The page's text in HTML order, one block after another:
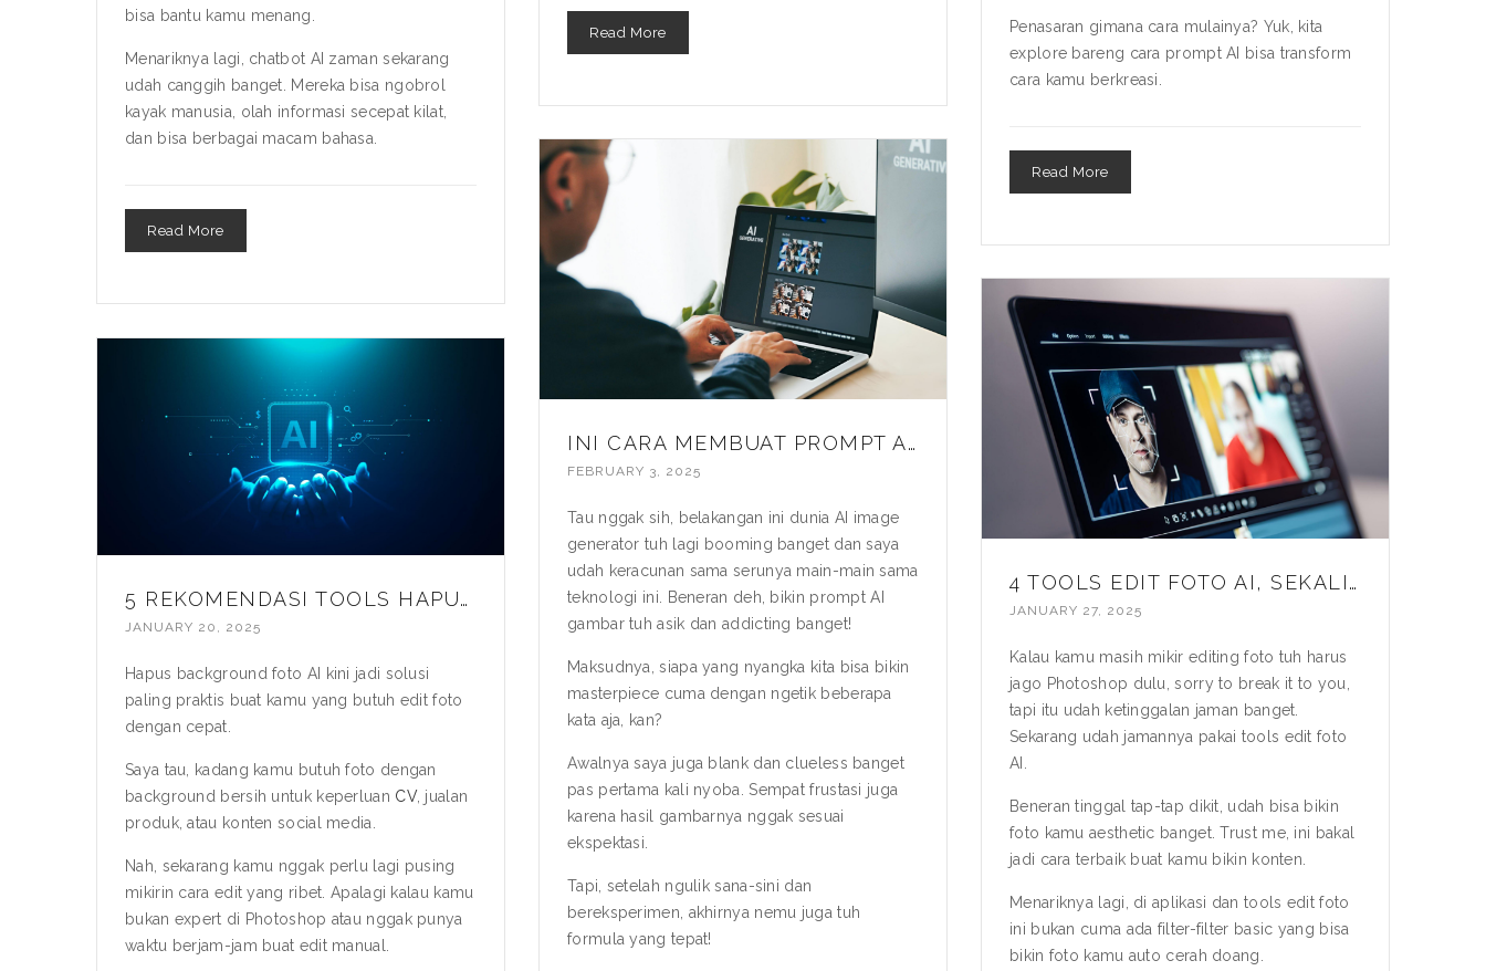
bisa bantu kamu menang.
Menariknya lagi, chatbot AI zaman sekarang
udah canggih banget. Mereka bisa ngobrol
kayak manusia, olah informasi secepat kilat,
dan bisa berbagai macam bahasa.
Read More
Read More
Penasaran gimana cara mulainya? Yuk, kita
explore bareng cara prompt AI bisa transform
cara kamu berkreasi.
Read More
INI CARA MEMBUAT PROMPT AI GAMBAR DAN 9 CONTOHNYA!
FEBRUARY 3, 2025
Tau nggak sih, belakangan ini dunia AI image
generator tuh lagi booming banget dan saya
udah keracunan sama serunya main-main sama
teknologi ini. Beneran deh, bikin prompt AI
gambartuh asik dan addicting banget!
Maksudnya, siapa yang nyangka kita bisa bikin
masterpiece cuma dengan ngetik beberapa
kata aja, kan?
Awalnya saya juga blank dan clueless banget
pas pertama kali nyoba. Sempat frustasi juga
karena hasil gambarnya nggak sesuai
ekspektasi.
Tapi, setelah ngulik sana-sini dan
bereksperimen, akhirnya nemu juga tuh
formula yang tepat!
4 TOOLS EDIT FOTO AI, SEKALI KLIK LANGSUNG AESTHETIC!
JANUARY 27, 2025
Kalau kamu masih mikir editing foto tuh harus
jago Photoshop dulu, sorry to break it to you,
tapi itu udah ketinggalan jaman banget.
Sekarang udah jamannya pakai tools edit foto
AI
Beneran tinggal tap-tap dikit, udah bisa bikin
foto kamu aesthetic banget. Trust me, ini bakal
jadi cara terbaik buat kamu bikin konten.
Menariknya lagi, di aplikasi dan tools edit foto
ini bukan cuma ada filter-filter basic yang bisa
bikin foto kamu auto cerah doang.
5 REKOMENDASI TOOLS HAPUS BACKGROUND FOTO AI, ANTI BLUR!
JANUARY 20, 2025
Hapus background foto AI
kini jadi solusi
paling praktis buat kamu yang butuh edit foto
dengan cepat.
Saya tau, kadang kamu butuh foto dengan
background bersih untuk keperluan CV, jualan
produk, atau konten social media.
Nah, sekarang kamu nggak perlu lagi pusing
mikirin cara edit yang ribet. Apalagi kalau kamu
bukan expert di Photoshop atau nggak punya
waktu berjam-jam buat edit manual.